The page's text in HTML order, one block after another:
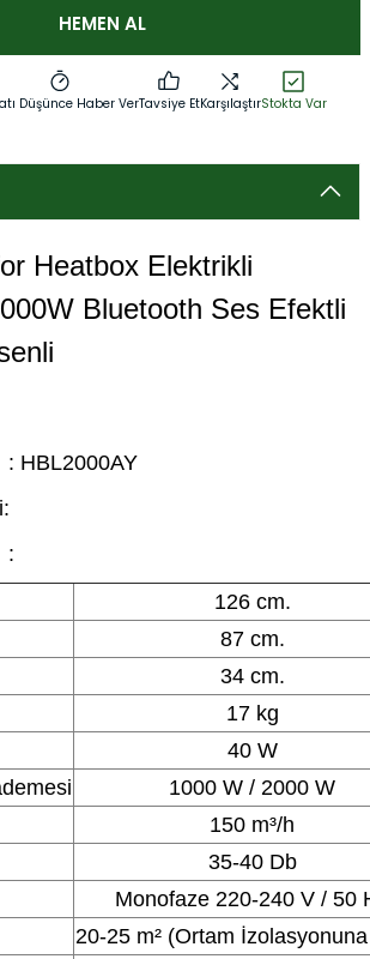
HEMEN AL
Düşünce Haber VerTavsiye EtKarşılaştırStokta Var
Heatbox Elektrikli
Bluetooth Ses Efektli
:
126 cm.
87 cm.
34 cm.
17 kg
40 W
1000 W / 2000 W
150 m³/h
35-40 Db
Monofaze 220-240 V / 50
20-25 m² (Ortam